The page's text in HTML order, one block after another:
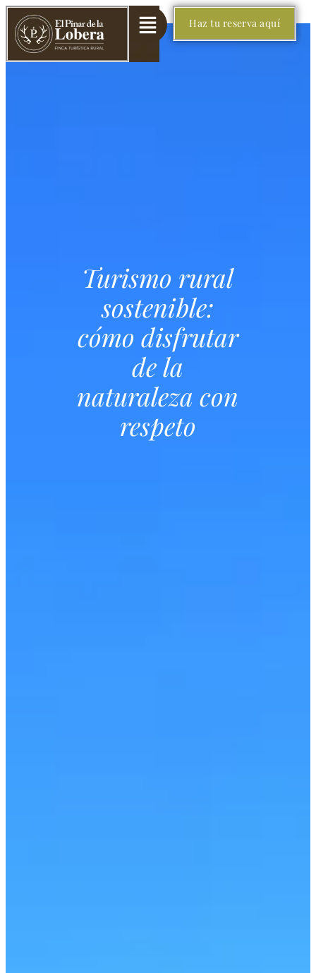
Haz tu reserva aquí
Turismo rural
sostenible:
cómo disfrutar
de la
naturaleza con
respeto